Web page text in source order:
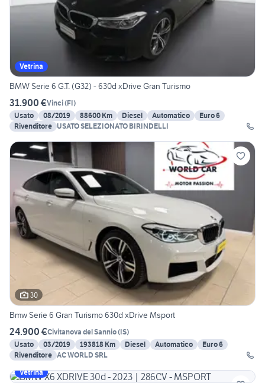
Vetrina
BMW Serie 6 G.T. (G32) - 630d xDrive Gran Turismo
31.900 €Vinci(FI)
Usato
08/2019 88600 Km Diesel Automatico
Euro 6
Rivenditore USATO SELEZIONATO BIRINDELLI
30
Bmw Serie 6 Gran Turismo 630d xDrive Msport
24.900 €Civitanova del Sannio(IS)
Usato
03/2019 193818 Km Diesel Automatico
Euro 6
Rivenditore AC WORLD SRL
Vetrina